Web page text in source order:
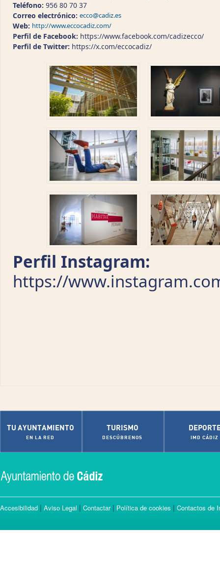
Teléfono: 956 80 70 37
Correo electrónico: ecco@cadiz.es
Web: http://www.eccocadiz.com/
Perfil de Facebook: https://www.facebook.com/cadizecco/
Perfil de Twitter: https://x.com/eccocadiz/
Perfil Instagram:
https://
TU AYUNTAMIENTO
EN LA RED
TURISMO
DESCÚBRENOS IMD CÁDIZ
Accesibilidad | Aviso Legal | Contactar| Política de cookies | Contactos de